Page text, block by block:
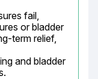
fail,
or bladder
term relief,
and bladder